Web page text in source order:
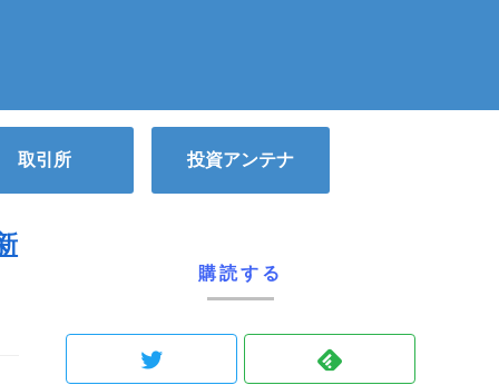
取引所 投資アンテナ
購読する